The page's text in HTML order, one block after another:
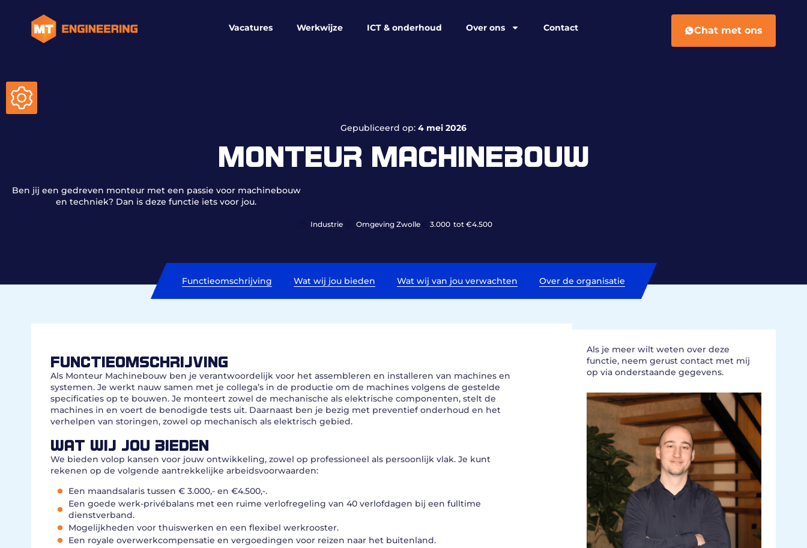
Vacatures Werkwijze ICT & onderhoud Over ons Contact Chat met ons
Gepubliceerd op: 4 mei 2026
MONTEUR MACHINEBOUW
Ben jij een gedreven monteur met een passie voor machinebouw
en techniek? Dan is deze functie iets voor jou.
Industrie Omgeving Zwolle 3.000 tot €4.500
Functieomschrijving Wat wij jou bieden Wat wij van jou verwachten Over de organisatie
FUNCTIEOMSCHRIJVING
Als Monteur Machinebouw ben je verantwoordelijk voor het assembleren en installeren van machines en
systemen. Je werkt nauw samen met je collega’s in de productie om de machines volgens de gestelde
specificaties op te bouwen. Je monteert zowel de mechanische als elektrische componenten, stelt de
machines in en voert de benodigde tests uit. Daarnaast ben je bezig met preventief onderhoud en het
verhelpen van storingen, zowel op mechanisch als elektrisch gebied.
WAT WIJ JOU BIEDEN
We bieden volop kansen voor jouw ontwikkeling, zowel op professioneel als persoonlijk vlak. Je kunt
rekenen op de volgende aantrekkelijke arbeidsvoorwaarden:
Een maandsalaris tussen € 3.000,- en €4.500,-.
Een goede werk-privébalans met een ruime verlofregeling van 40 verlofdagen bij een fulltime
dienstverband.
Mogelijkheden voor thuiswerken en een flexibel werkrooster.
Een royale overwerkcompensatie en vergoedingen voor reizen naar het buitenland.
Als je meer wilt weten over deze
functie, neem gerust contact met mij
op via onderstaande gegevens.